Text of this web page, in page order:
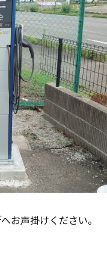
お声掛けください。